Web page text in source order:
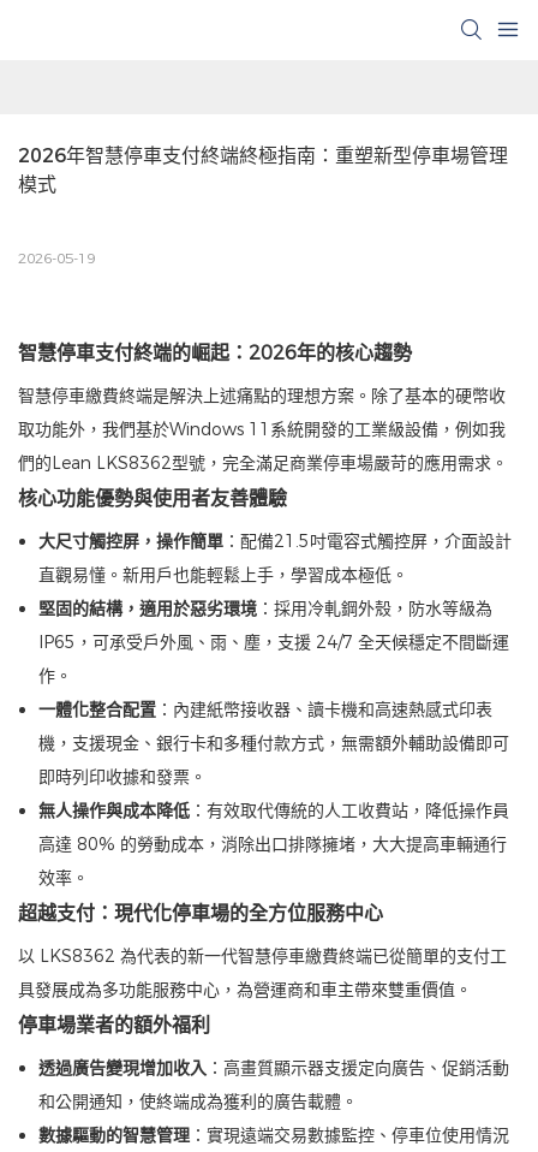
2026年智慧停車支付終端終極指南：重塑新型停車場管理
模式
2026-05-19
智慧停車支付終端的崛起：2026年的核心趨勢
智慧停車繳費終端是解決上述痛點的理想方案。除了基本的硬幣收
取功能外，我們基於Windows 11系統開發的工業級設備，例如我
們的Lean LKS8362型號，完全滿足商業停車場嚴苛的應用需求。
核心功能優勢與使用者友善體驗
大尺寸觸控屏，操作簡單：配備21.5吋電容式觸控屏，介面設計
直觀易懂。新用戶也能輕鬆上手，學習成本極低。
堅固的結構，適用於惡劣環境：採用冷軋鋼外殼，防水等級為
IP65，可承受戶外風、雨、塵，支援 24/7 全天候穩定不間斷運
作。
一體化整合配置：內建紙幣接收器、讀卡機和高速熱感式印表
機，支援現金、銀行卡和多種付款方式，無需額外輔助設備即可
即時列印收據和發票。
無人操作與成本降低：有效取代傳統的人工收費站，降低操作員
高達 80% 的勞動成本，消除出口排隊擁堵，大大提高車輛通行
效率。
超越支付：現代化停車場的全方位服務中心
以 LKS8362 為代表的新一代智慧停車繳費終端已從簡單的支付工
具發展成為多功能服務中心，為營運商和車主帶來雙重價值。
停車場業者的額外福利
透過廣告變現增加收入 ：高畫質顯示器支援定向廣告、促銷活動
和公開通知，使終端成為獲利的廣告載體。
數據驅動的智慧管理：實現遠端交易數據監控、停車位使用情況